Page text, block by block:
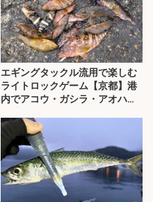
エギングタックル流用で楽しむ
ライトロックゲーム【京都】港
内でアコウ・ガシラ・アオハタ